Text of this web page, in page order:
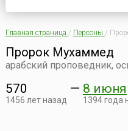
Главная страница / Персоны /
Пророк Мухаммед
арабский проповедник,
570
1456 лет назад
— 8 июня
1394 года